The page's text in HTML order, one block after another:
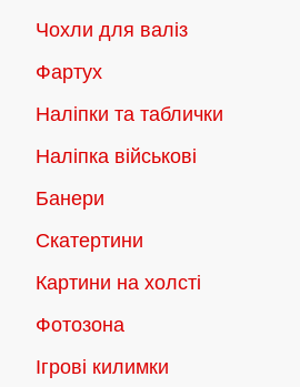
Чохли для валіз
Фартух
Наліпки та таблички
Наліпка військові
Банери
Скатертини
Картини на холсті
Фотозона
Ігрові килимки